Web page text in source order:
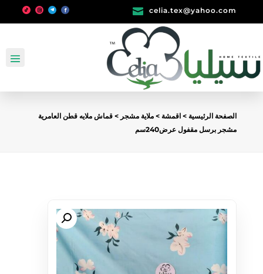
 celia.tex@yahoo.com
الصفحة الرئيسية > اقمشة > ملاية مشجر > قماش ملايه قطن العامرية
مشجر برسل مقفول عرض240سم